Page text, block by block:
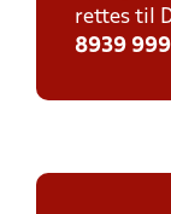
rettes til
8939